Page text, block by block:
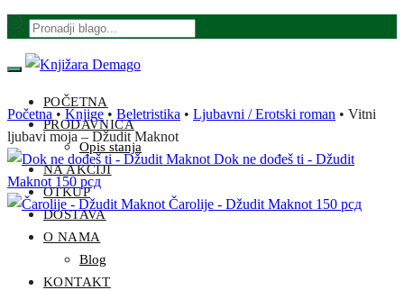
Skip
navigation
Skip
content
Products
POČETNA
PRODAVNICA
Opis stanja
NA AKCIJI
OTKUP
DOSTAVA
O NAMA
Blog
KONTAKT
Početna • Knjige • Beletristika • Ljubavni / Erotski roman • Vitni
ljubavi moja – Džudit Maknot
Dok ne dođeš ti - Džudit
Maknot 150 рсд
Čarolije - Džudit Maknot 150 рсд